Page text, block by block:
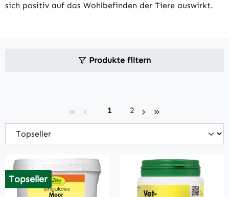
sich positiv auf das Wohlbefinden der Tiere auswirkt.
Produkte filtern
Seite
1 Seite
2
Topseller